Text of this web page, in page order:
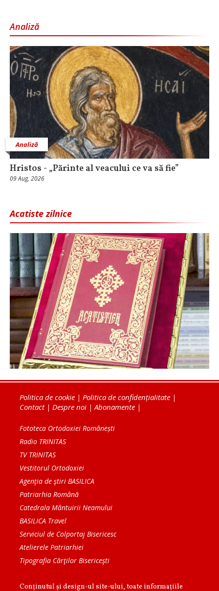
Analiză
Analiză
Hristos - „Părinte al veacului ce va să fie”
09 Aug, 2026
Acatiste zilnice
Politica de cookie | Politica de confidențialitate |
Contact| Despre noi | Abonamente |
Fototeca Ortodoxiei Românești
Radio TRINITAS
TV TRINITAS
Vestitorul Ortodoxiei
Agenţia de ştiri BASILICA
Patriarhia Română
Catedrala Mântuirii Neamului
BASILICA Travel
Serviciul de Colportaj Bisericesc
Atelierele Patriarhiei
Tipografia Cărţilor Bisericeşti
Conținutul și design-ul site-ului, toate informaţiile